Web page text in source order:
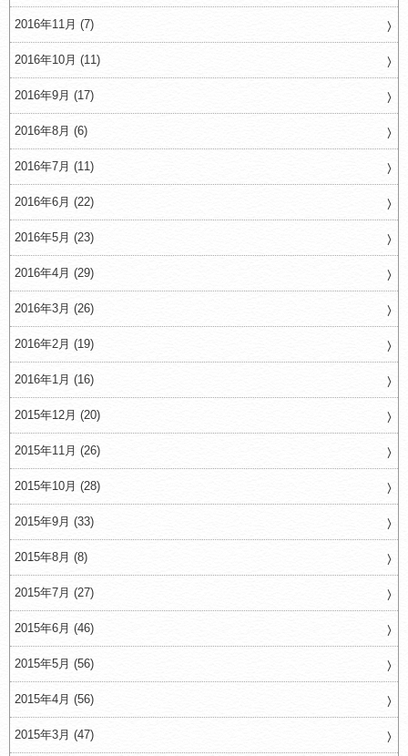
2016年11月 (7)
2016年10月 (11)
2016年9月 (17)
2016年8月 (6)
2016年7月 (11)
2016年6月 (22)
2016年5月 (23)
2016年4月 (29)
2016年3月 (26)
2016年2月 (19)
2016年1月 (16)
2015年12月 (20)
2015年11月 (26)
2015年10月 (28)
2015年9月 (33)
2015年8月 (8)
2015年7月 (27)
2015年6月 (46)
2015年5月 (56)
2015年4月 (56)
2015年3月 (47)